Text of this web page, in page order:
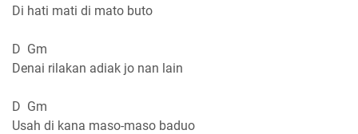
Di hati mati di mato buto
D Gm
Denai rilakan adiak jo nan lain
D Gm
Usah di kana maso-maso baduo